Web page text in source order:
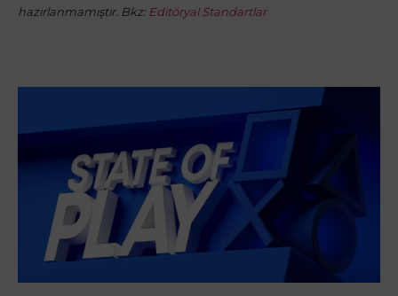
hazırlanmamıştır. Bkz: Editöryal Standartlar